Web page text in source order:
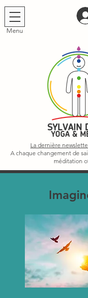
Menu
SYLVAIN
YOGA &
La dernière
A chaque changement de
méditation